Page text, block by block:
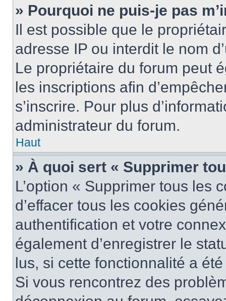
» Pourquoi ne puis-je pas
Il est possible que le
adresse IP ou interdit le nom
Le propriétaire du forum peut
les inscriptions afin
s’inscrire. Pour plus
administrateur du forum.
Haut
» À quoi sert « Supprimer
L’option « Supprimer tous les
d’effacer tous les cookies
authentification et votre
également d’enregistrer le
lus, si cette fonctionnalité a
Si vous rencontrez des